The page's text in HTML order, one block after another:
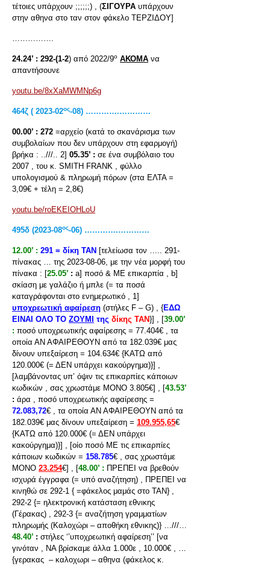
τέτοιες υπάρχουν ;;;;;;) , (ΣΙΓΟΥΡΑ υπάρχουν
στην αθηνα στο ταν στον φάκελο ΤΕΡΖΙΔΟΥ]
…………….
24.24’ : 292-(1-2) από 2022/9ο ΑΚΟΜΑ να
απαντήσουνε
youtu.be/8xXaMWMNp6g
464ζ ( 2023-02ος-08) ………….…………
00.00’ : 272 =αρχείο (κατά το σκανάρισμα των
συμβολαίων που δεν υπάρχουν στη εφαρμογή)
βρήκα : ..///.. 2] 05.35’ : σε ένα συμβόλαιο του
2007 , του κ. SMITH FRANK , φύλλο
υπολογισμού & πληρωμή πόρων (στα ΕΛΤΑ =
3,09€ + τέλη = 2,8€)
youtu.be/roEKEIOHLoU
495δ (2023-08ος-06) ………….…………
12.00’ : 291 = δίκη ΤΑΝ [τελείωσα τον ….. 291-
πίνακας … της 2023-08-06, με την νέα μορφή του
πίνακα : [25.05’ : a] ποσό & ΜΕ επικαρπία , b]
σκίαση με γαλάζιο ή μπλε (= τα ποσά
καταγράφονται στο ενημερωτικό , 1]
υποχρεωτική αφαίρεση (στήλες F – G) , {ΕΔΩ
ΕΙΝΑΙ ΟΛΟ ΤΟ ΖΟΥΜΙ της δίκης ΤΑΝ}] , [39.00’
: ποσό υποχρεωτικής αφαίρεσης = 77.404€ , τα
οποία ΑΝ ΑΦΑΙΡΕΘΟΥΝ από τα 182.039€ μας
δίνουν υπεξαίρεση = 104.634€ {ΚΑΤΩ από
120.000€ (= ΔΕΝ υπάρχει κακούργημα)}] ,
[λαμβάνοντας υπ’ όψιν τις επικαρπίες κάποιων
κωδικών , σας χρωστάμε ΜΟΝΟ 3.805€] , [43.53’
: άρα , ποσό υποχρεωτικής αφαίρεσης =
72.083,72€ , τα οποία ΑΝ ΑΦΑΙΡΕΘΟΥΝ από τα
182.039€ μας δίνουν υπεξαίρεση = 109.955,65€
{ΚΑΤΩ από 120.000€ (= ΔΕΝ υπάρχει
κακούργημα)}] , [οίο ποσό ΜΕ τις επικαρπίες
κάποιων κωδικών = 158.785€ , σας χρωστάμε
ΜΟΝΟ 23.254€] , [48.00’ : ΠΡΕΠΕΙ να βρεθούν
ισχυρά έγγραφα (= υπό αναζήτηση) , ΠΡΕΠΕΙ να
κινηθώ σε 292-1 { =φάκελος μαμάς στο ΤΑΝ} ,
292-2 {= ηλεκτρονική κατάσταση εθνικης
(Γέρακας) , 292-3 {= αναζήτηση γραμματίων
πληρωμής (Καλοχώρι – αποθήκη εθνικης)} …///…
48.40’ : στήλες ‘’υποχρεωτική αφαίρεση’’ [να
γινόταν , ΝΑ βρίσκαμε άλλα 1.000ε , 10.000€ , …
{γερακας – καλοχωρι – αθηνα (φάκελος κ.